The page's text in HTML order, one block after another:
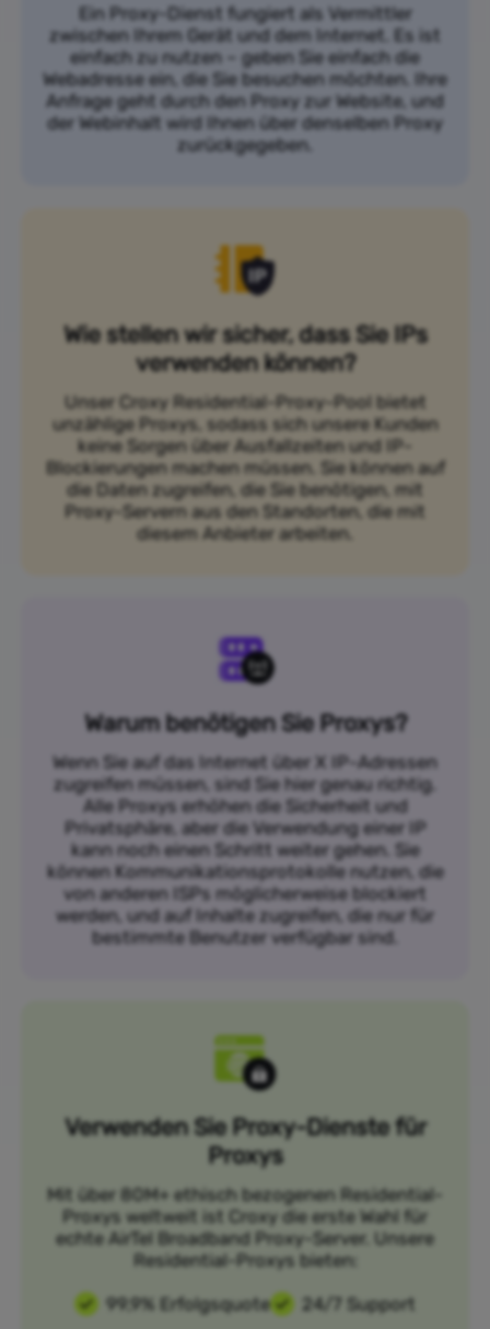
Ein Proxy-Dienst fungiert als Vermittler
zwischen Ihrem Gerät und dem Internet. Es ist
einfach zu nutzen – geben Sie einfach die
Webadresse ein, die Sie besuchen möchten. Ihre
Anfrage geht durch den Proxy zur Website, und
der Webinhalt wird Ihnen über denselben Proxy
zurückgegeben.
Wie stellen wir sicher, dass Sie IPs
verwenden können?
Unser Croxy Residential-Proxy-Pool bietet
unzählige Proxys, sodass sich unsere Kunden
keine Sorgen über Ausfallzeiten und IP-
Blockierungen machen müssen. Sie können auf
die Daten zugreifen, die Sie benötigen, mit
Proxy-Servern aus den Standorten, die mit
diesem Anbieter arbeiten.
Warum benötigen Sie Proxys?
Wenn Sie auf das Internet über X IP-Adressen
zugreifen müssen, sind Sie hier genau richtig.
Alle Proxys erhöhen die Sicherheit und
Privatsphäre, aber die Verwendung einer IP
kann noch einen Schritt weiter gehen. Sie
können Kommunikationsprotokolle nutzen, die
von anderen ISPs möglicherweise blockiert
werden, und auf Inhalte zugreifen, die nur für
bestimmte Benutzer verfügbar sind.
Verwenden Sie Proxy-Dienste für
Proxys
Mit über 80M+ ethisch bezogenen Residential-
Proxys weltweit ist Croxy die erste Wahl für
echte AirTel Broadband Proxy-Server. Unsere
Residential-Proxys bieten:
99,9% Erfolgsquote
24/7 Support